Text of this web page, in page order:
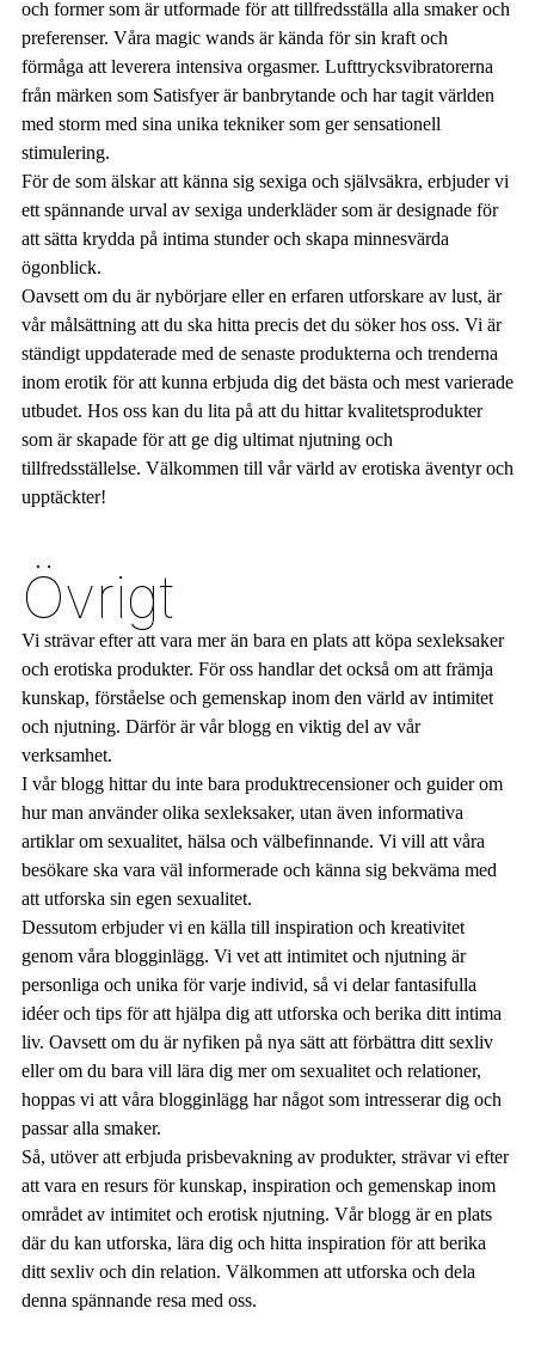
och former som är utformade för att tillfredsställa alla smaker och
preferenser. Våra magic wands är kända för sin kraft och
förmåga att leverera intensiva orgasmer. Lufttrycksvibratorerna
från märken som Satisfyer är banbrytande och har tagit världen
med storm med sina unika tekniker som ger sensationell
stimulering.
För de som älskar att känna sig sexiga och självsäkra, erbjuder vi
ett spännande urval av sexiga underkläder som är designade för
att sätta krydda på intima stunder och skapa minnesvärda
ögonblick.
Oavsett om du är nybörjare eller en erfaren utforskare av lust, är
vår målsättning att du ska hitta precis det du söker hos oss. Vi är
ständigt uppdaterade med de senaste produkterna och trenderna
inom erotik för att kunna erbjuda dig det bästa och mest varierade
utbudet. Hos oss kan du lita på att du hittar kvalitetsprodukter
som är skapade för att ge dig ultimat njutning och
tillfredsställelse. Välkommen till vår värld av erotiska äventyr och
upptäckter!
Övrigt
Vi strävar efter att vara mer än bara en plats att köpa sexleksaker
och erotiska produkter. För oss handlar det också om att främja
kunskap, förståelse och gemenskap inom den värld av intimitet
och njutning. Därför är vår blogg en viktig del av vår
verksamhet.
I vår blogg hittar du inte bara produktrecensioner och guider om
hur man använder olika sexleksaker, utan även informativa
artiklar om sexualitet, hälsa och välbefinnande. Vi vill att våra
besökare ska vara väl informerade och känna sig bekväma med
att utforska sin egen sexualitet.
Dessutom erbjuder vi en källa till inspiration och kreativitet
genom våra blogginlägg. Vi vet att intimitet och njutning är
personliga och unika för varje individ, så vi delar fantasifulla
idéer och tips för att hjälpa dig att utforska och berika ditt intima
liv. Oavsett om du är nyfiken på nya sätt att förbättra ditt sexliv
eller om du bara vill lära dig mer om sexualitet och relationer,
hoppas vi att våra blogginlägg har något som intresserar dig och
passar alla smaker.
Så, utöver att erbjuda prisbevakning av produkter, strävar vi efter
att vara en resurs för kunskap, inspiration och gemenskap inom
området av intimitet och erotisk njutning. Vår blogg är en plats
där du kan utforska, lära dig och hitta inspiration för att berika
ditt sexliv och din relation. Välkommen att utforska och dela
denna spännande resa med oss.